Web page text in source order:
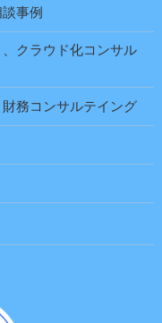
事例
クラウド化コンサル
務コンサルテイング